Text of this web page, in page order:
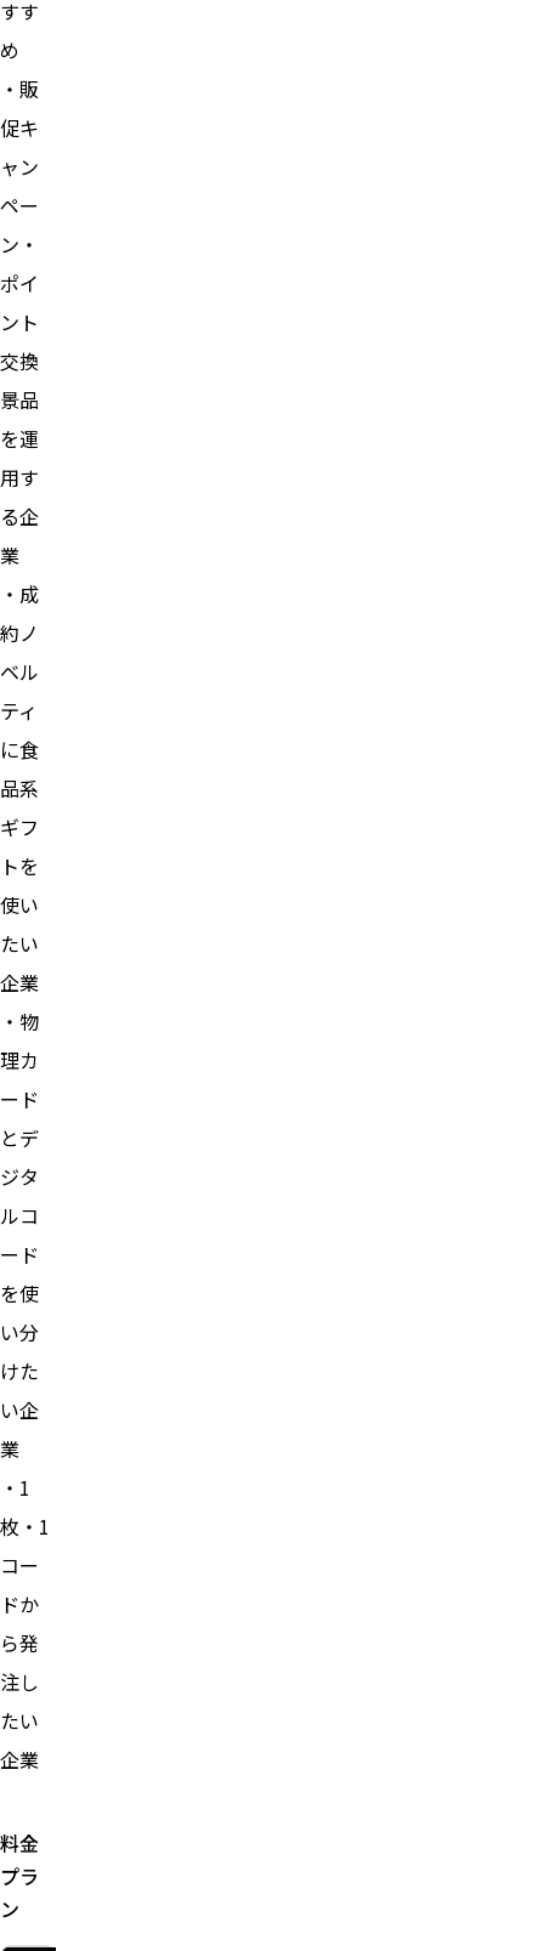
すす
め
・販
促キ
ャン
ペー
ン・
ポイ
ント
交換
景品
を運
用す
る企
業
・成
約ノ
ベル
ティ
に食
品系
ギフ
トを
使い
たい
企業
・物
理カ
ード
とデ
ジタ
ルコ
ード
を使
い分
けた
い企
業
・1
枚・1
コー
ドか
ら発
注し
たい
企業
料金
プラ
ン